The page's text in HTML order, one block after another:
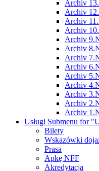
Archiv
Archiv
Archiv
Archiv
Archiv
Archiv
Archiv
Archiv
Archiv
Archiv
Archiv
Archiv
Archiv
Usługi Submenu for
Bilety
Wskazówki
Prasa
Apkę NFF
Akredytacja